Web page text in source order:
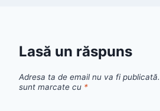
Lasă un răspuns
Adresa ta de email nu va fi publicată.
sunt marcate cu *